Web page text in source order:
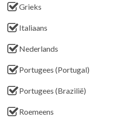
Grieks
Italiaans
Nederlands
Portugees (Portugal)
Portugees (Brazilië)
Roemeens